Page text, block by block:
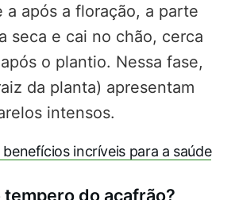
a após a floração, a parte
seca e cai no chão, cerca
o plantio. Nessa fase,
da planta) apresentam
intensos.
benefícios incríveis para a saúde
tempero do açafrão?